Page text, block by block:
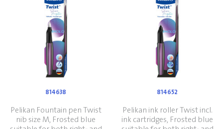
814638
Pelikan Fountain pen Twist
nib size M, Frosted blue
814652
Pelikan ink roller Twist incl.
ink cartridges, Frosted blue